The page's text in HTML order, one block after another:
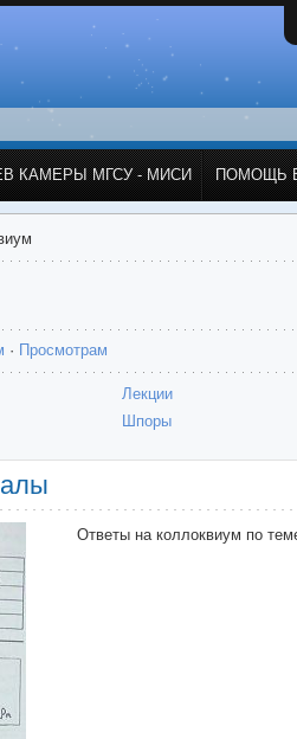
КАМЕРЫ МГСУ - МИСИ ПОМОЩЬ
· Просмотрам
Лекции
Шпоры
Ответы на коллоквиум по